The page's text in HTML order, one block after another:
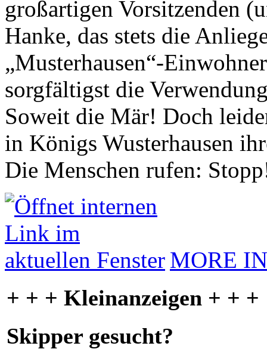
großartigen Vorsitzenden
Hanke, das stets die
„Musterhausen“-
sorgfältigst die
Soweit die Mär! Doch
in Königs Wusterhausen
Die Menschen rufen:
MORE
+ + + Kleinanzeigen + + +
Skipper gesucht?